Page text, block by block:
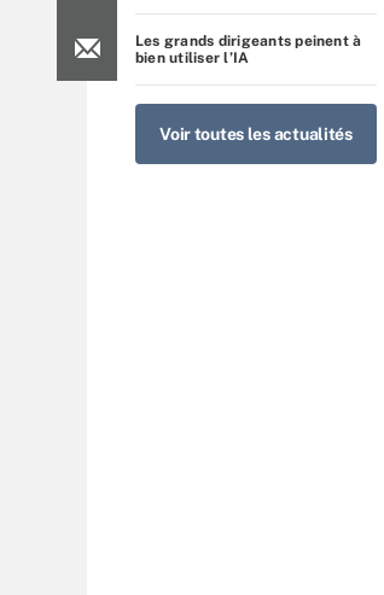
Les grands dirigeants peinent à
bien utiliser l’IA
Voir toutes les actualités